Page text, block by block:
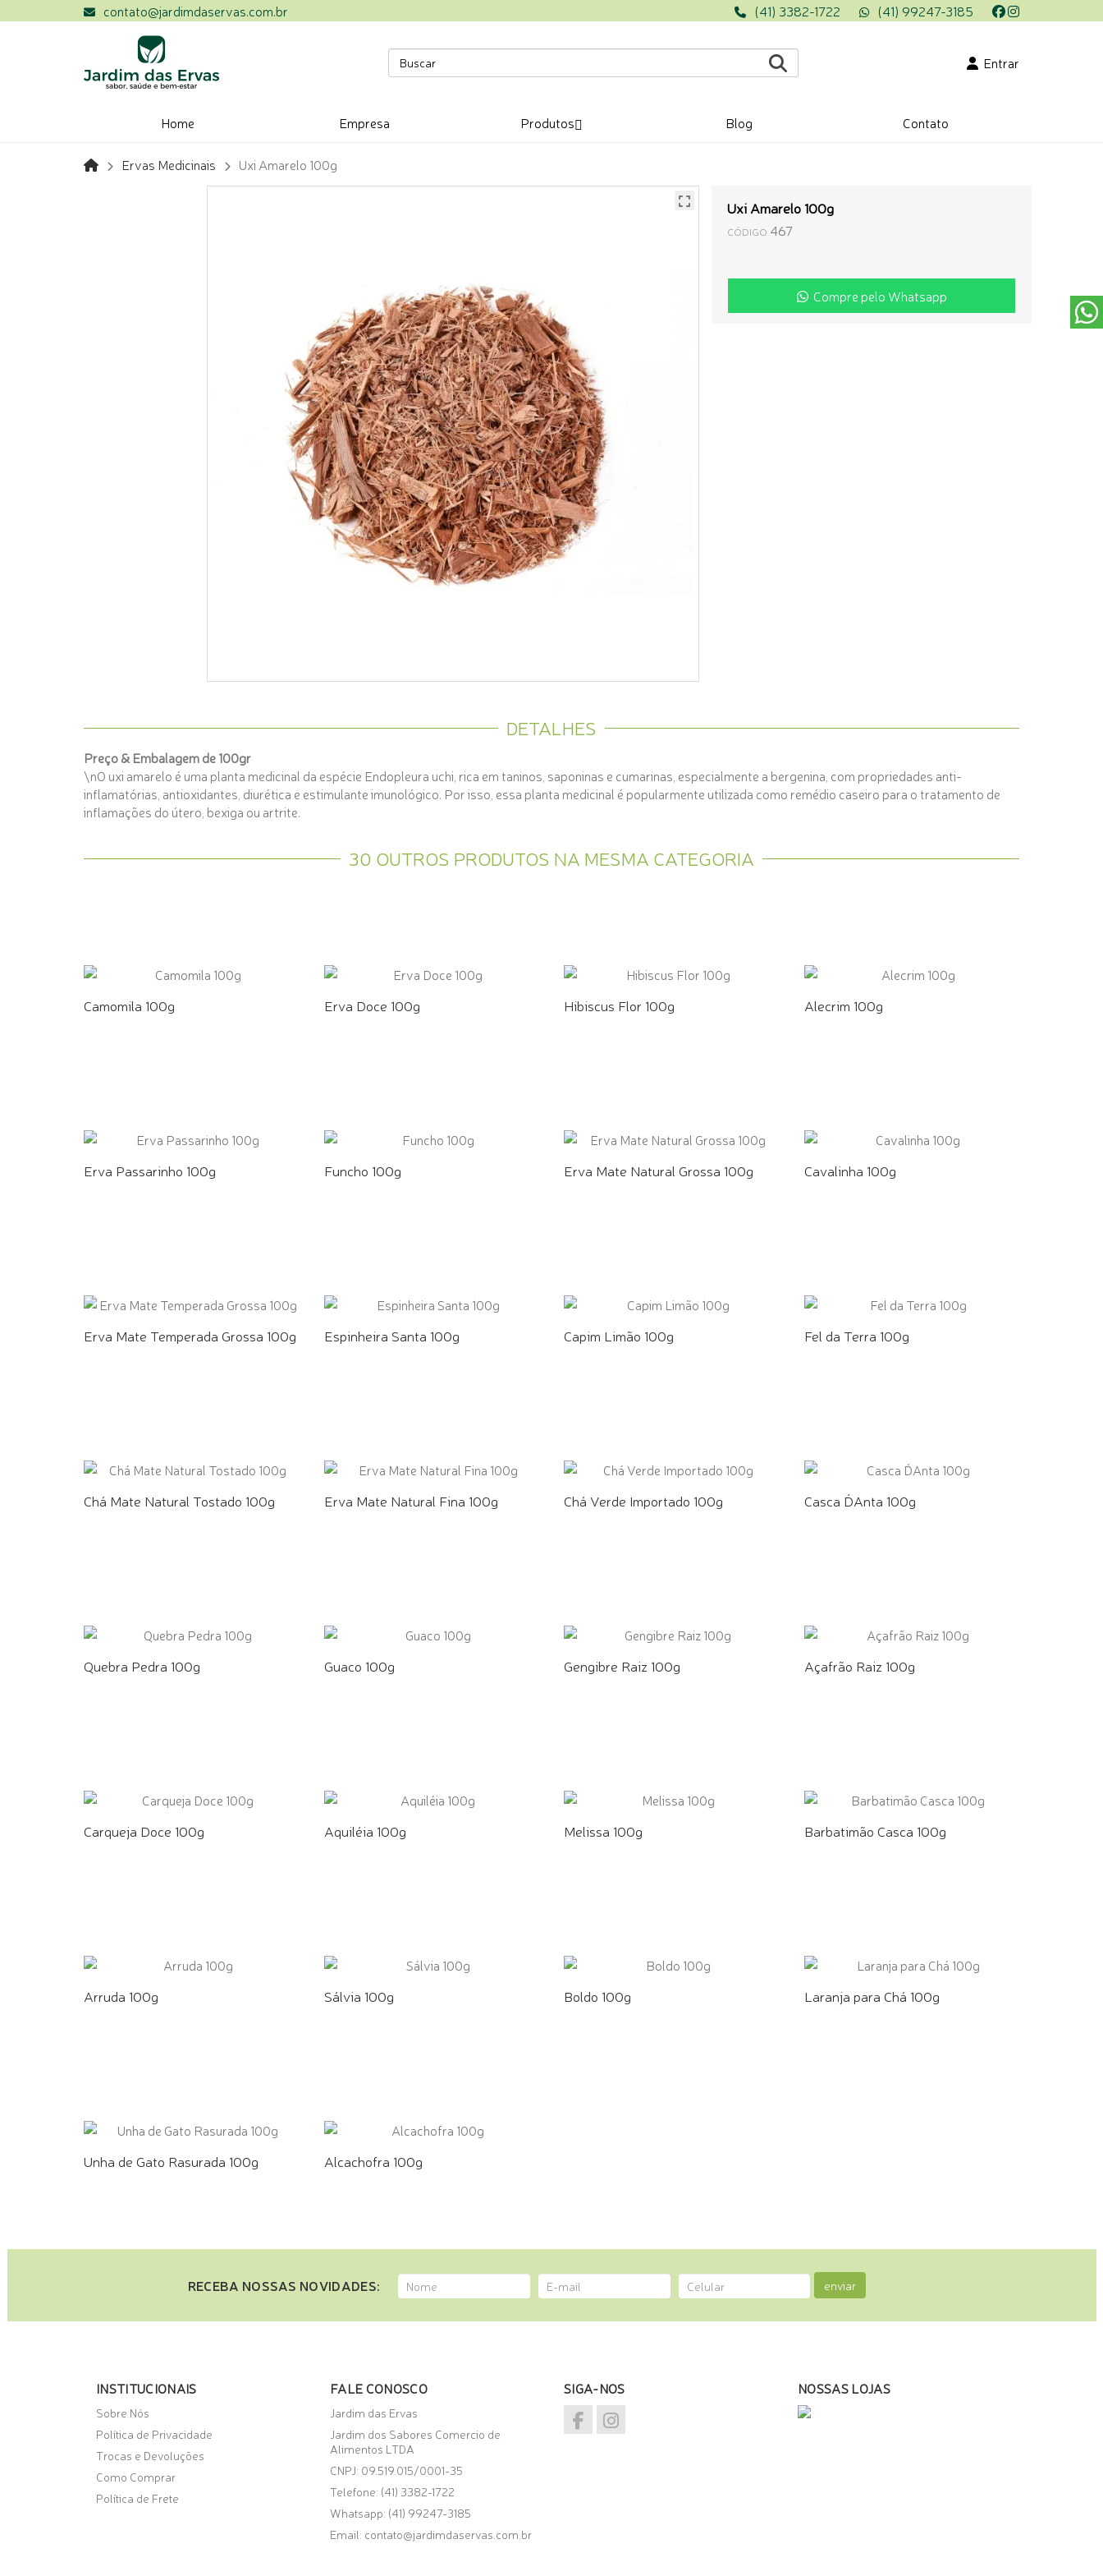
contato@jardimdaservas.com.br (41) 3382-1722 (41) 99247-3185
Entrar
Home Empresa Produtos Blog Contato
Ervas Medicinais Uxi Amarelo 100g
Uxi Amarelo 100g
CÓDIGO 467
Compre pelo Whatsapp
DETALHES
Preço & Embalagem de 100gr
\nO uxi amarelo é uma planta medicinal da espécie Endopleura uchi, rica em taninos, saponinas e cumarinas, especialmente a bergenina, com propriedades anti-
inflamatórias, antioxidantes, diurética e estimulante imunológico. Por isso, essa planta medicinal é popularmente utilizada como remédio caseiro para o tratamento de
inflamações do útero, bexiga ou artrite.
30 OUTROS PRODUTOS NA MESMA CATEGORIA
Camomila 100g Erva Doce 100g Hibiscus Flor 100g Alecrim 100g
Erva Passarinho 100g Funcho 100g Erva Mate Natural Grossa 100g Cavalinha 100g
Erva Mate Temperada Grossa 100g Espinheira Santa 100g Capim Limão 100g Fel da Terra 100g
Chá Mate Natural Tostado 100g Erva Mate Natural Fina 100g Chá Verde Importado 100g Casca D´Anta 100g
Quebra Pedra 100g Guaco 100g Gengibre Raiz 100g Açafrão Raiz 100g
Carqueja Doce 100g Aquiléia 100g Melissa 100g Barbatimão Casca 100g
Arruda 100g Sálvia 100g Boldo 100g Laranja para Chá 100g
Unha de Gato Rasurada 100g Alcachofra 100g
RECEBA NOSSAS NOVIDADES: enviar
INSTITUCIONAIS
Sobre Nós
Política de Privacidade
Trocas e Devoluções
Como Comprar
Política de Frete
FALE CONOSCO
Jardim das Ervas
Jardim dos Sabores Comercio de
Alimentos LTDA
CNPJ: 09.519.015/0001-35
Telefone: (41) 3382-1722
Whatsapp: (41) 99247-3185
Email: contato@jardimdaservas.com.br
SIGA-NOS NOSSAS LOJAS